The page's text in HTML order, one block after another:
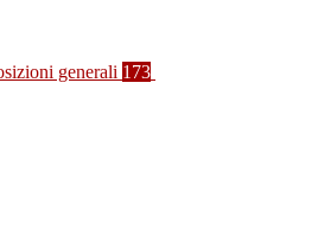
generali 173